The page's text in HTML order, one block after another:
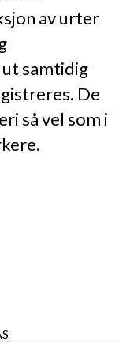
av urter
samtidig
De
så vel som i